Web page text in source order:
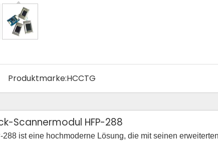
Produktmarke:HCCTG
Scannermodul HFP-288
ist eine hochmoderne Lösung, die mit seinen